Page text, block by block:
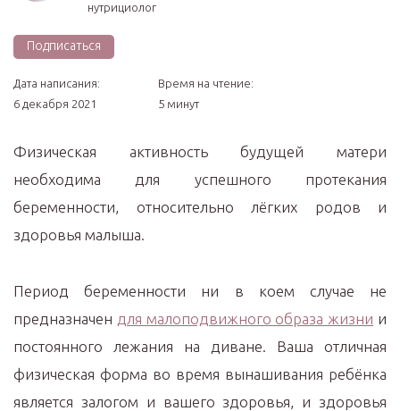
нутрициолог
Подписаться
Дата написания:
6 декабря 2021
Время на чтение:
5 минут
Физическая активность будущей матери
необходима для успешного протекания
беременности, относительно лёгких родов и
здоровья малыша.
Период беременности ни в коем случае не
предназначен для малоподвижного образа жизни и
постоянного лежания на диване. Ваша отличная
физическая форма во время вынашивания ребёнка
является залогом и вашего здоровья, и здоровья